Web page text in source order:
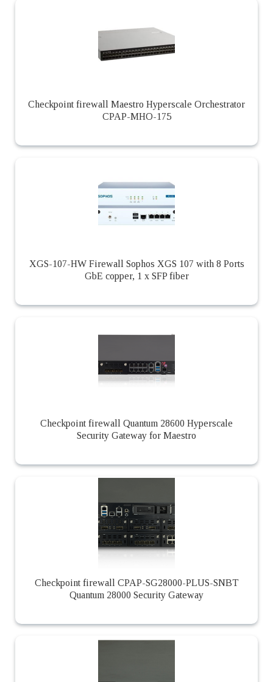
Checkpoint firewall Maestro Hyperscale Orchestrator
CPAP-MHO-175
XGS-107-HW Firewall Sophos XGS 107 with 8 Ports
GbE copper, 1 x SFP fiber
Checkpoint firewall Quantum 28600 Hyperscale
Security Gateway for Maestro
Checkpoint firewall CPAP-SG28000-PLUS-SNBT
Quantum 28000 Security Gateway